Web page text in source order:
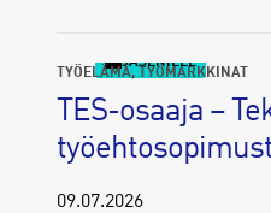
JÄSENILLE
TYÖELÄMÄ TYÖMARKKINAT
TES-osaaja –
09.07.2026